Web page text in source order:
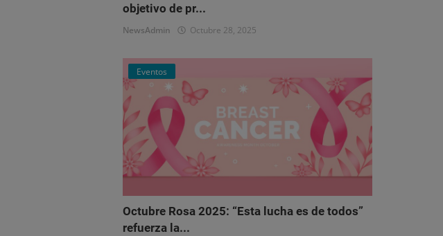
objetivo de pr...
NewsAdmin Octubre 28, 2025
Eventos
Octubre Rosa 2025: “Esta lucha es de todos”
refuerza la...